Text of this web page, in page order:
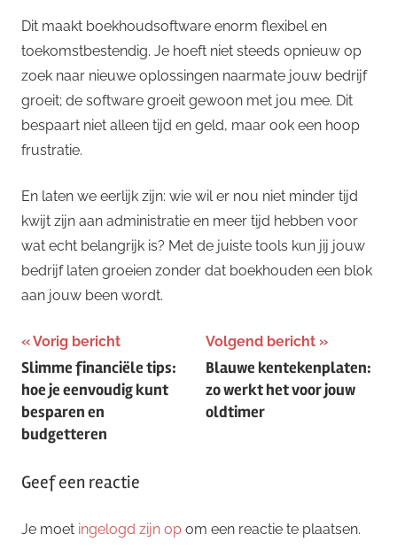
Dit maakt boekhoudsoftware enorm flexibel en
toekomstbestendig. Je hoeft niet steeds opnieuw op
zoek naar nieuwe oplossingen naarmate jouw bedrijf
groeit; de software groeit gewoon met jou mee. Dit
bespaart niet alleen tijd en geld, maar ook een hoop
frustratie.
En laten we eerlijk zijn: wie wil er nou niet minder tijd
kwijt zijn aan administratie en meer tijd hebben voor
wat echt belangrijk is? Met de juiste tools kun jij jouw
bedrijf laten groeien zonder dat boekhouden een blok
aan jouw been wordt.
Bericht
navigatie
Vorig bericht
Slimme financiële tips:
hoe je eenvoudig kunt
besparen en
budgetteren
Volgend bericht
Blauwe kentekenplaten:
zo werkt het voor jouw
oldtimer
Geef een reactie
Je moet ingelogd zijn op om een reactie te plaatsen.